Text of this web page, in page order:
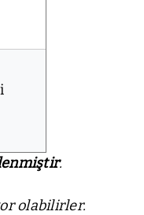
.
olabilirler.